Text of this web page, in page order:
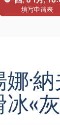
·
«